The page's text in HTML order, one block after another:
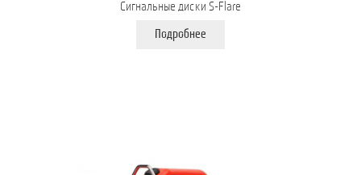
Сигнальные диски S-Flare
Подробнее